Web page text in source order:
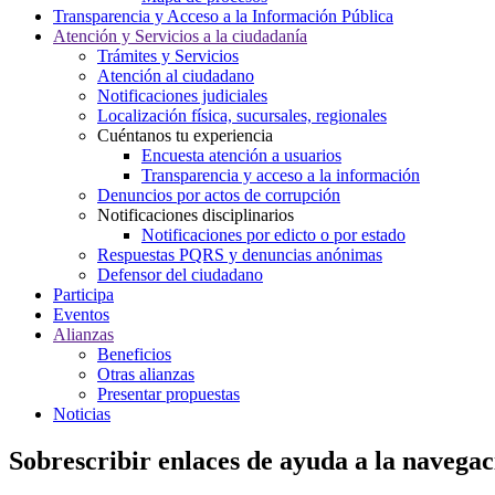
Transparencia y Acceso a la Información Pública
Atención y Servicios a la ciudadanía
Trámites y Servicios
Atención al ciudadano
Notificaciones judiciales
Localización física, sucursales, regionales
Cuéntanos tu experiencia
Encuesta atención a usuarios
Transparencia y acceso a la información
Denuncios por actos de corrupción
Notificaciones disciplinarios
Notificaciones por edicto o por estado
Respuestas PQRS y denuncias anónimas
Defensor del ciudadano
Participa
Eventos
Alianzas
Beneficios
Otras alianzas
Presentar propuestas
Noticias
Sobrescribir enlaces de ayuda a la